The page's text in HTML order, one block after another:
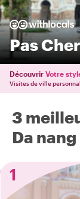
Pas
Découvrir Votre
Visites de ville
3
Da nang
1